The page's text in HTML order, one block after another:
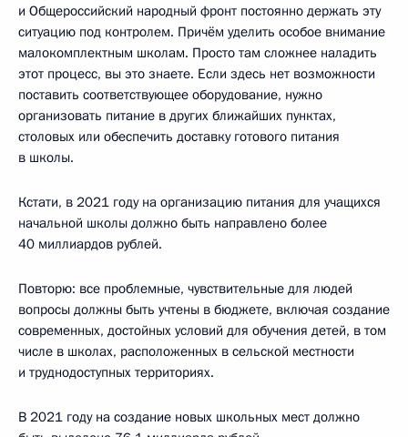
и Общероссийский народный фронт постоянно держать эту
ситуацию под контролем. Причём уделить особое внимание
малокомплектным школам. Просто там сложнее наладить
этот процесс, вы это знаете. Если здесь нет возможности
поставить соответствующее оборудование, нужно
организовать питание в других ближайших пунктах,
столовых или обеспечить доставку готового питания
в школы.
Кстати, в 2021 году на организацию питания для учащихся
начальной школы должно быть направлено более
40 миллиардов рублей.
Повторю: все проблемные, чувствительные для людей
вопросы должны быть учтены в бюджете, включая создание
современных, достойных условий для обучения детей, в том
числе в школах, расположенных в сельской местности
и труднодоступных территориях.
В 2021 году на создание новых школьных мест должно